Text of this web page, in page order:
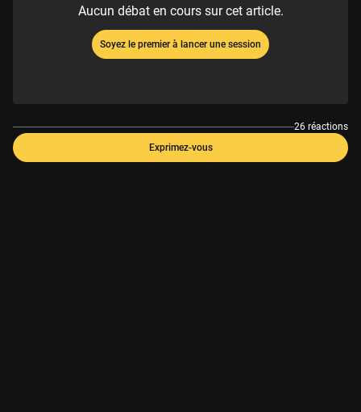
Aucun débat en cours sur cet article.
Soyez le premier à lancer une session
26 réactions
Exprimez-vous